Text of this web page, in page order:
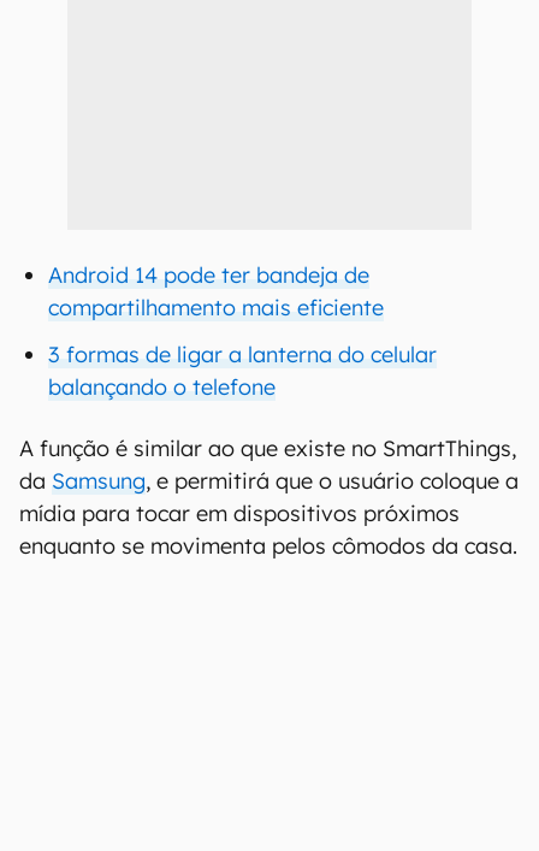
Android 14 pode ter bandeja de
compartilhamento mais eficiente
3 formas de ligar a lanterna do celular
balançando o telefone
A função é similar ao que existe no SmartThings,
da Samsung, e permitirá que o usuário coloque a
mídia para tocar em dispositivos próximos
enquanto se movimenta pelos cômodos da casa.